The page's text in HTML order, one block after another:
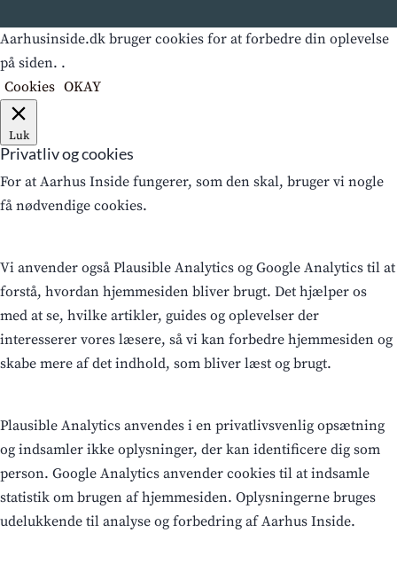
Aarhusinside.dk bruger cookies for at forbedre din oplevelse
på siden. .
Cookies OKAY
Luk
Privatliv og cookies
For at Aarhus Inside fungerer, som den skal, bruger vi nogle
få nødvendige cookies.
Vi anvender også Plausible Analytics og Google Analytics til at
forstå, hvordan hjemmesiden bliver brugt. Det hjælper os
med at se, hvilke artikler, guides og oplevelser der
interesserer vores læsere, så vi kan forbedre hjemmesiden og
skabe mere af det indhold, som bliver læst og brugt.
Plausible Analytics anvendes i en privatlivsvenlig opsætning
og indsamler ikke oplysninger, der kan identificere dig som
person. Google Analytics anvender cookies til at indsamle
statistik om brugen af hjemmesiden. Oplysningerne bruges
udelukkende til analyse og forbedring af Aarhus Inside.